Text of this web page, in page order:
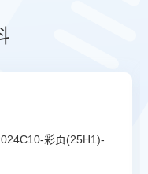
彩页(25H1)-